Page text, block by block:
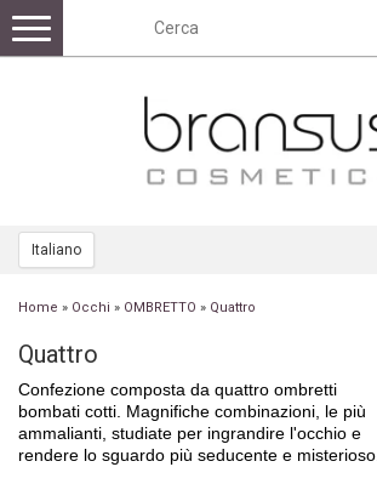
Italiano
Toggle
navigation
Home » Occhi » OMBRETTO » Quattro
Quattro
Confezione composta da quattro ombretti
bombati cotti. Magnifiche combinazioni, le più
ammalianti, studiate per ingrandire l'occhio e
rendere lo sguardo più seducente e misterioso.